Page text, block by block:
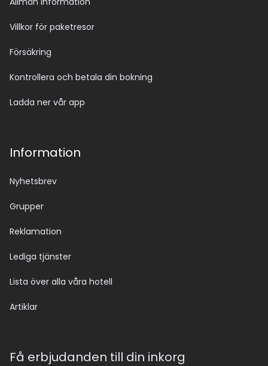
Villkor för paketresor
Försäkring
Kontrollera och betala din bokning
Ladda ner vår app
Information
Nyhetsbrev
Grupper
Reklamation
Lediga tjänster
Lista över alla våra hotell
Artiklar
Få erbjudanden till din inkorg